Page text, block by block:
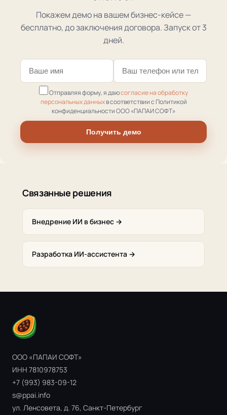
Покажем демо на вашем бизнес-кейсе —
бесплатно, до заключения договора. Запуск от 3
дней.
Отправляя форму, я даюсогласие на обработку
персональных данныхв соответствии с Политикой
конфиденциальности ООО «ПАПАИ СОФТ»
Получить демо
Связанные решения
Внедрение ИИ в бизнес →
Разработка ИИ-ассистента →
ООО «ПАПАИ СОФТ»
ИНН 7810978753
+7 (993) 983-09-12
s@ppai.info
ул. Ленсовета, д. 76, Санкт-Петербург